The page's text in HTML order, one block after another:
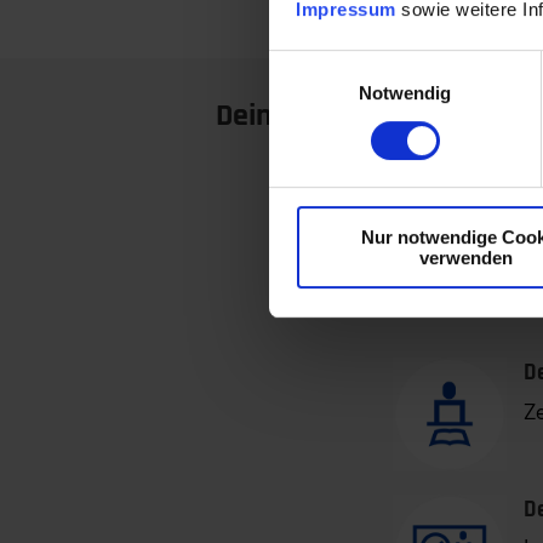
Impressum sowie weitere
Notwendig
Nur notwendige
verwenden
Dein Weg zur VDI-